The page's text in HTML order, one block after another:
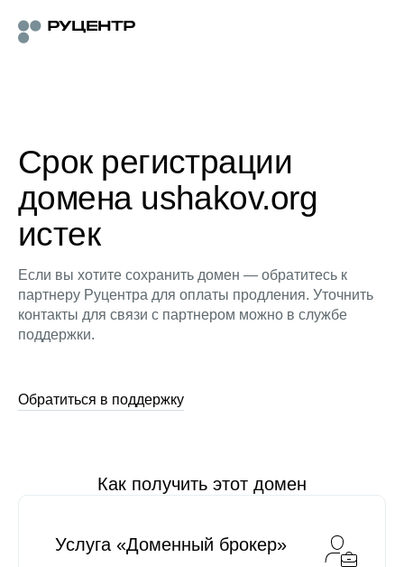
Срок регистрации
домена ushakov.org
истек
Если вы хотите сохранить домен — обратитесь к
партнеру Руцентра для оплаты продления. Уточнить
контакты для связи с партнером можно в службе
поддержки.
Обратиться в поддержку
Как получить этот домен
Услуга «Доменный брокер»